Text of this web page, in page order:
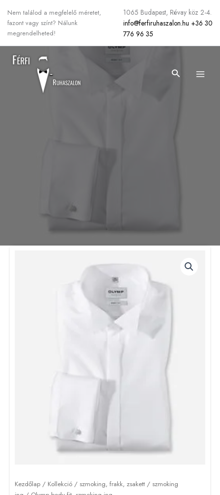
Nem találod a megfelelő méretet,
fazont vagy színt? Nálunk
megrendelheted!
1065 Budapest, Révay köz 2-4.
info@ferfiruhaszalon.hu +36 30
776 96 35
Search
Kezdőlap / Kollekció / szmoking, frakk, zsakett / szmoking